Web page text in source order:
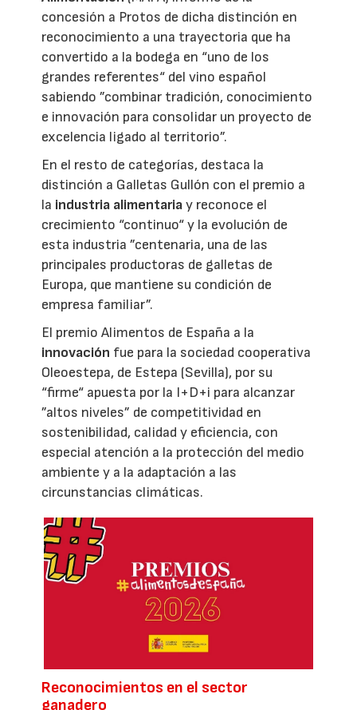
concesión a Protos de dicha distinción en
reconocimiento a una trayectoria que ha
convertido a la bodega en “uno de los
grandes referentes“ del vino español
sabiendo ”combinar tradición, conocimiento
e innovación para consolidar un proyecto de
excelencia ligado al territorio”.
En el resto de categorías, destaca la
distinción a Galletas Gullón con el premio a
la industria alimentariay reconoce el
crecimiento “continuo“ y la evolución de
esta industria ”centenaria, una de las
principales productoras de galletas de
Europa, que mantiene su condición de
empresa familiar”.
El premio Alimentos de España a la
innovación fue para la sociedad cooperativa
Oleoestepa, de Estepa (Sevilla), por su
“firme“ apuesta por la I+D+i para alcanzar
”altos niveles” de competitividad en
sostenibilidad, calidad y eficiencia, con
especial atención a la protección del medio
ambiente y a la adaptación a las
circunstancias climáticas.
Reconocimientos en el sector
ganadero